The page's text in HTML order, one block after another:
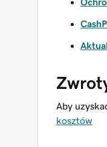
Aby
kosztów